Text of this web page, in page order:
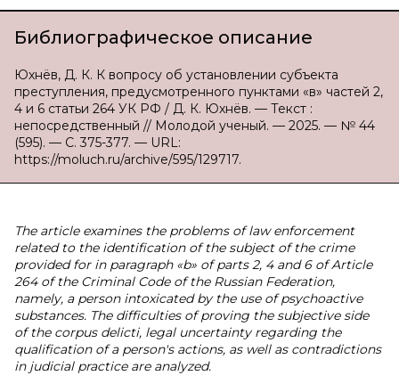
Библиографическое описание
Юхнёв, Д. К. К вопросу об установлении субъекта
преступления, предусмотренного пунктами «в» частей 2,
4 и 6 статьи 264 УК РФ / Д. К. Юхнёв. — Текст :
непосредственный // Молодой ученый. — 2025. — № 44
(595). — С. 375-377. — URL:
https://moluch.ru/archive/595/129717.
The article examines the problems of law enforcement
related to the identification of the subject of the crime
provided for in paragraph «b» of parts 2, 4 and 6 of Article
264 of the Criminal Code of the Russian Federation,
namely, a person intoxicated by the use of psychoactive
substances. The difficulties of proving the subjective side
of the corpus delicti, legal uncertainty regarding the
qualification of a person's actions, as well as contradictions
in judicial practice are analyzed.